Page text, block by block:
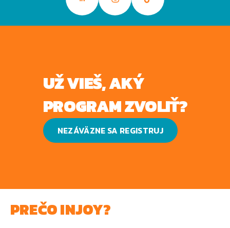
UŽ VIEŠ, AKÝ
PROGRAM ZVOLIŤ?
NEZÁVÄZNE SA REGISTRUJ
PREČO INJOY?